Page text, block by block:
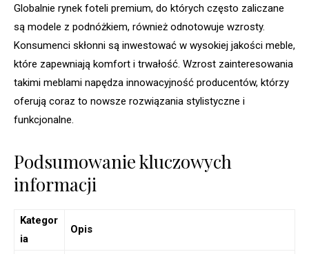
Globalnie rynek foteli premium, do których często zaliczane
są modele z podnóżkiem, również odnotowuje wzrosty.
Konsumenci skłonni są inwestować w wysokiej jakości meble,
które zapewniają komfort i trwałość. Wzrost zainteresowania
takimi meblami napędza innowacyjność producentów, którzy
oferują coraz to nowsze rozwiązania stylistyczne i
funkcjonalne.
Podsumowanie kluczowych
informacji
Kategor
ia
Opis